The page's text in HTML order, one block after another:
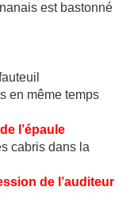
est bastonné
même temps
l’épaule
dans la
de l’auditeur